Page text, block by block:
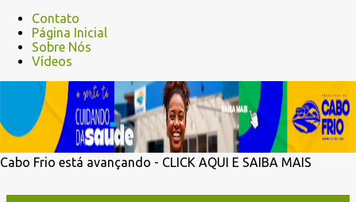
Contato
Página Inicial
Sobre Nós
Vídeos
Cabo Frio está avançando - CLICK AQUI E SAIBA MAIS